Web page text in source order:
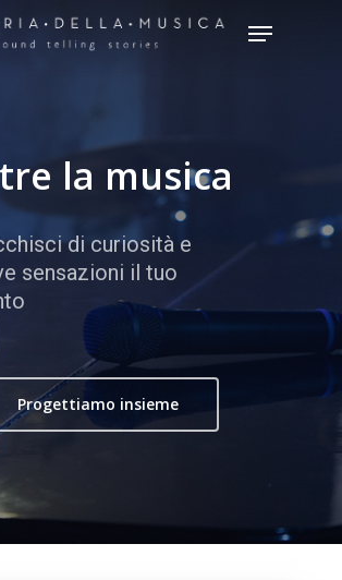
la musica
di curiosità e
sensazioni il tuo
Progettiamo insieme